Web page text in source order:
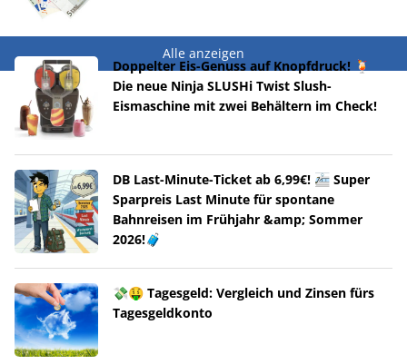
Alle anzeigen
Doppelter Eis-Genuss auf Knopfdruck! 🍹
Die neue Ninja SLUSHi Twist Slush-
Eismaschine mit zwei Behältern im Check!
DB Last-Minute-Ticket ab 6,99€! 🚈 Super
Sparpreis Last Minute für spontane
Bahnreisen im Frühjahr &amp; Sommer
2026!🧳
💸🤑 Tagesgeld: Vergleich und Zinsen fürs
Tagesgeldkonto